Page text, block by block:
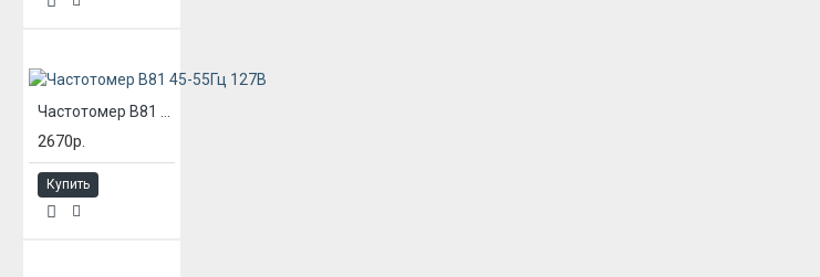
2670р.
Купить